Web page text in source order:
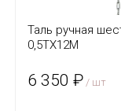
Таль ручная
0,5ТХ12М
6 350 ₽ / шт